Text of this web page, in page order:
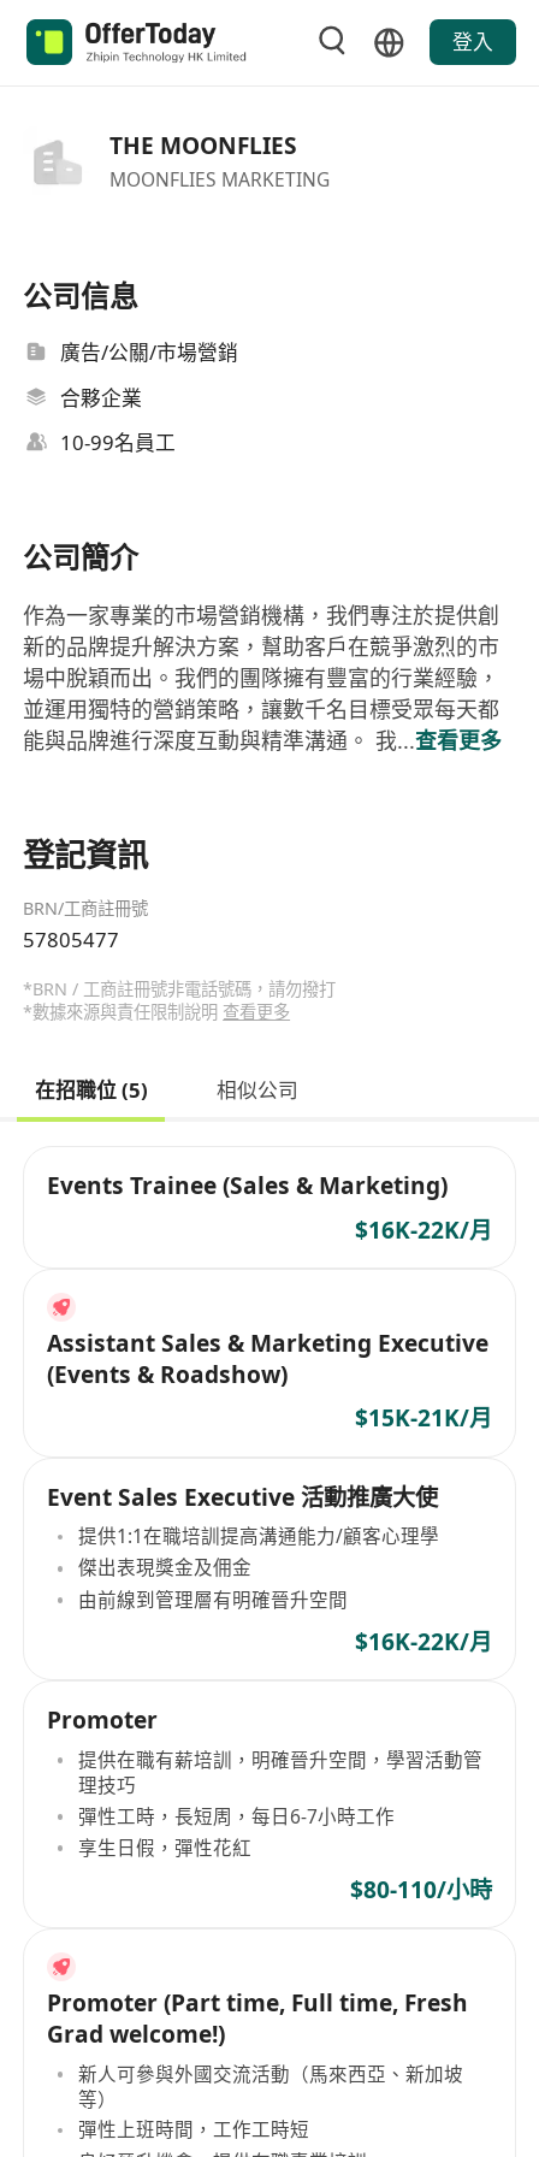
登入
THE MOONFLIES
MOONFLIES MARKETING
公司信息
廣告/公關/市場營銷
合夥企業
10-99名員工
公司簡介
作為一家專業的市場營銷機構，我們專注於提供創
新的品牌提升解決方案，幫助客戶在競爭激烈的市
場中脫穎而出。我們的團隊擁有豐富的行業經驗，
並運用獨特的營銷策略，讓數千名目標受眾每天都
能與品牌進行深度互動與精準溝通。 我...查看更多
登記資訊
BRN/工商註冊號
57805477
*BRN / 工商註冊號非電話號碼，請勿撥打
*數據來源與責任限制說明 查看更多
在招職位 (5) 相似公司
Events Trainee (Sales & Marketing)
$16K-22K/月
Assistant Sales & Marketing Executive
(Events & Roadshow)
$15K-21K/月
Event Sales Executive 活動推廣大使
提供1:1在職培訓提高溝通能力/顧客心理學
傑出表現獎金及佣金
由前線到管理層有明確晉升空間
$16K-22K/月
Promoter
提供在職有薪培訓，明確晉升空間，學習活動管
理技巧
彈性工時，長短周，每日6-7小時工作
享生日假，彈性花紅
$80-110/小時
Promoter (Part time, Full time, Fresh
Grad welcome!)
新人可參與外國交流活動（馬來西亞、新加坡
等）
彈性上班時間，工作工時短